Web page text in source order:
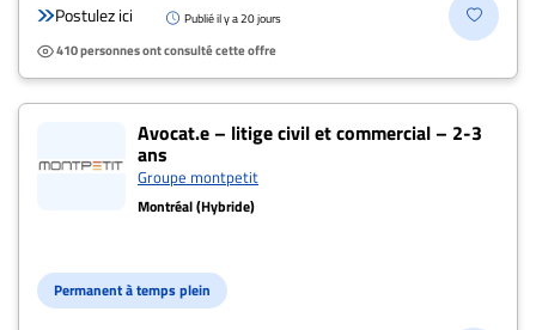
Postulez ici Publié il y a 20 jours
410 personnes ont consulté cette offre
Avocat.e – litige civil et commercial – 2-3
ans
Groupe montpetit
Montréal (Hybride)
Permanent à temps plein